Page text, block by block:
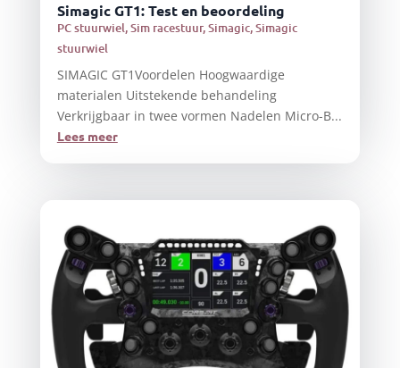
Simagic GT1: Test en beoordeling
PC stuurwiel,Sim racestuur,Simagic,Simagic
stuurwiel
SIMAGIC GT1Voordelen Hoogwaardige
materialen Uitstekende behandeling
Verkrijgbaar in twee vormen Nadelen Micro-B...
Lees meer